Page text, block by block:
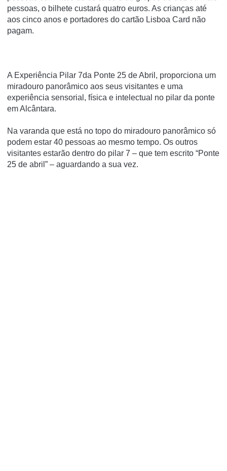
pessoas, o bilhete custará quatro euros. As crianças até
aos cinco anos e portadores do cartão Lisboa Card não
pagam.
A Experiência Pilar 7da Ponte 25 de Abril, proporciona um
miradouro panorâmico aos seus visitantes e uma
experiência sensorial, física e intelectual no pilar da ponte
em Alcântara.
Na varanda que está no topo do miradouro panorâmico só
podem estar 40 pessoas ao mesmo tempo. Os outros
visitantes estarão dentro do pilar 7 – que tem escrito “Ponte
25 de abril” – aguardando a sua vez.